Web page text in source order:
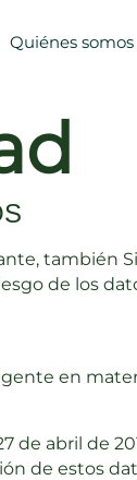
Quiénes somos
también
de los
en
de abril de
de estos